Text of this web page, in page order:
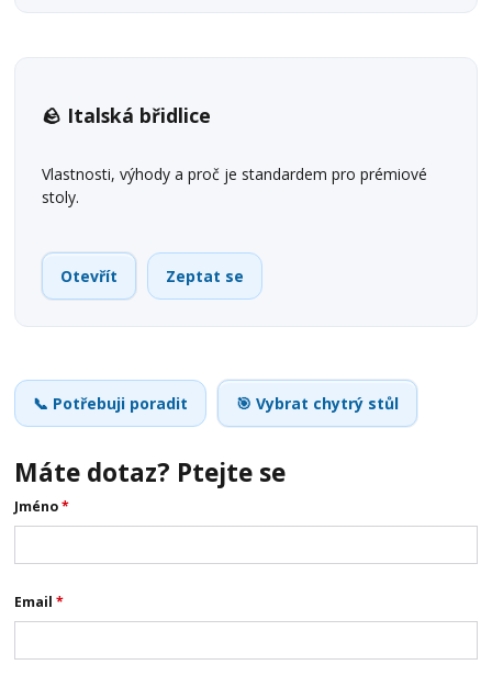
🪨 Italská břidlice
Vlastnosti, výhody a proč je standardem pro prémiové
stoly.
Otevřít Zeptat se
📞 Potřebuji poradit 🎯 Vybrat chytrý stůl
Máte dotaz? Ptejte se
Jméno*
Email*